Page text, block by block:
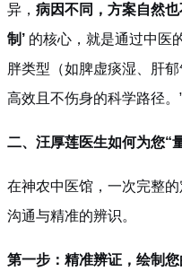
异， 病因不同，方案自然也
制’ 的核心，就是通过中医
胖类型（如脾虚痰湿、肝
高效且不伤身的科学路径。
二、汪厚莲医生如何为您“
在神农中医馆，一次完整
沟通与精准的辨识。
第一步：精准辨证，绘制